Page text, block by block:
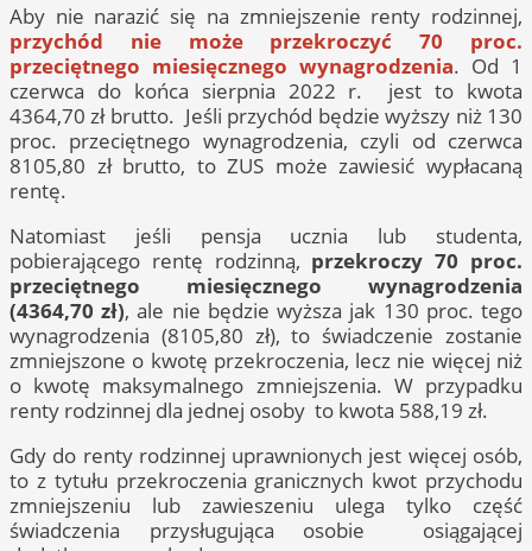
Aby nie narazić się na zmniejszenie renty rodzinnej,
przychód nie może przekroczyć 70 proc.
przeciętnego miesięcznego wynagrodzenia. Od 1
czerwca do końca sierpnia 2022 r. jest to kwota
4364,70 zł brutto. Jeśli przychód będzie wyższy niż 130
proc. przeciętnego wynagrodzenia, czyli od czerwca
8105,80 zł brutto, to ZUS może zawiesić wypłacaną
rentę.
Natomiast jeśli pensja ucznia lub studenta,
pobierającego rentę rodzinną, przekroczy 70 proc.
przeciętnego miesięcznego wynagrodzenia
(4364,70 zł), ale nie będzie wyższa jak 130 proc. tego
wynagrodzenia (8105,80 zł), to świadczenie zostanie
zmniejszone o kwotę przekroczenia, lecz nie więcej niż
o kwotę maksymalnego zmniejszenia. W przypadku
renty rodzinnej dla jednej osoby to kwota 588,19 zł.
Gdy do renty rodzinnej uprawnionych jest więcej osób,
to z tytułu przekroczenia granicznych kwot przychodu
zmniejszeniu lub zawieszeniu ulega tylko część
świadczenia przysługująca osobie osiągającej